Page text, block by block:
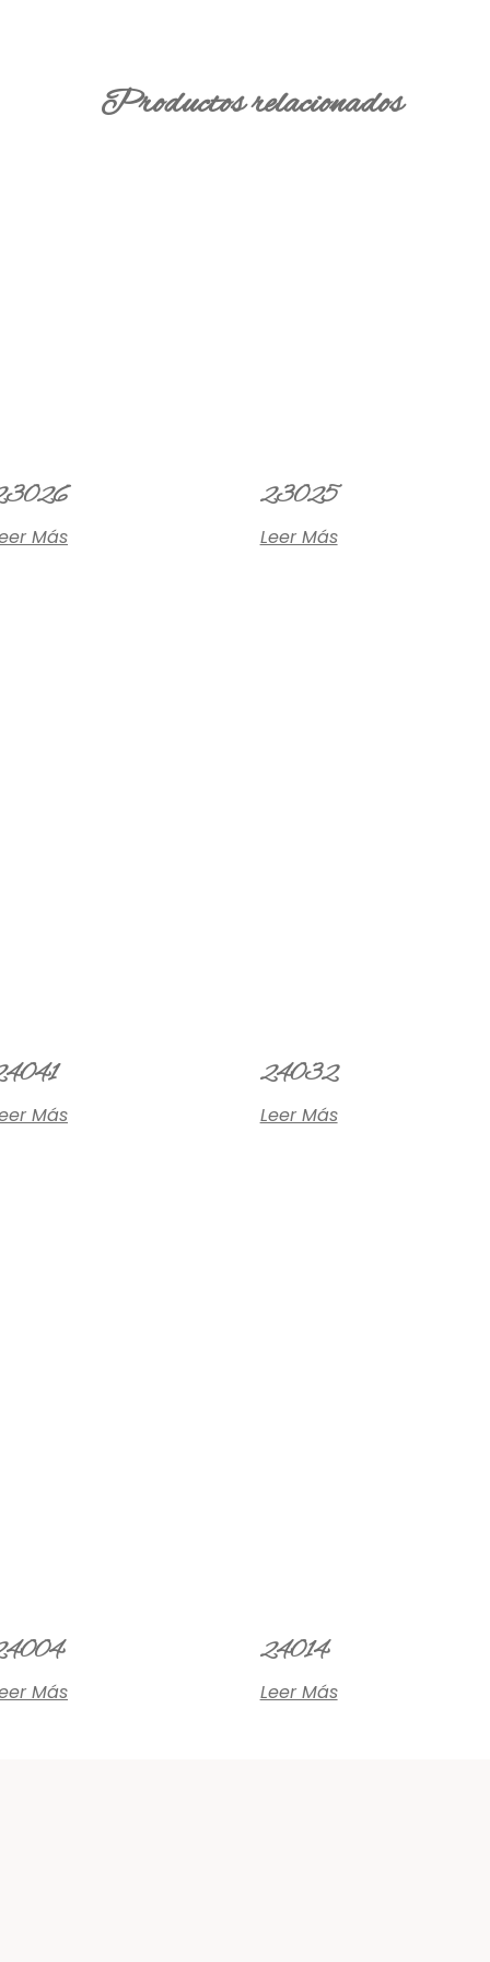
Productos relacionados
Más
23025
Leer Más
Más
24032
Leer Más
Más
24014
Leer Más